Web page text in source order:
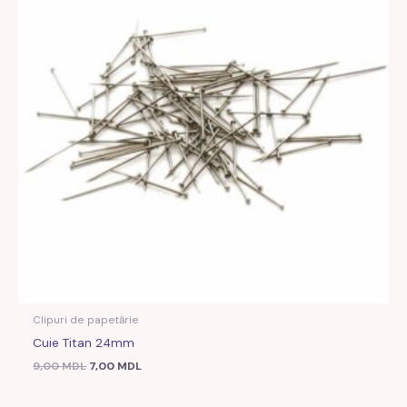
Clipuri de papetărie
Cuie Titan 24mm
9,00MDL 7,00 MDL